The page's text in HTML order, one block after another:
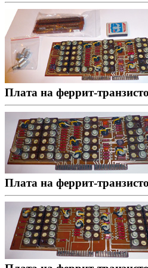
Плата на феррит-
Плата на феррит-